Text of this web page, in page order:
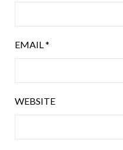
EMAIL *
WEBSITE